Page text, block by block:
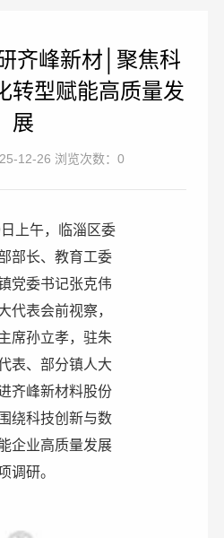
齐峰新材│聚焦科
转型赋能高质量发
展
12-26 浏览次数：0
上午，临淄区委
部长、教育工委
党委书记张克伟
代表会前视察，
席孙立孝，驻朱
表、部分镇人大
齐峰新材料股份
绕科技创新与数
企业高质量发展
调研。